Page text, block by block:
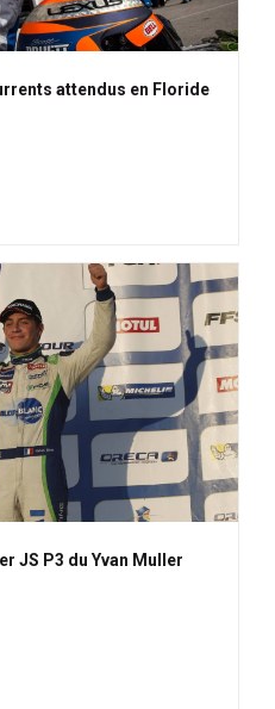
attendus en Floride
JS P3 du Yvan Muller